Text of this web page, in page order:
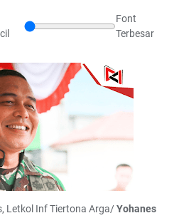
Font
Terbesar
Letkol Inf Tiertona Arga/Yohanes